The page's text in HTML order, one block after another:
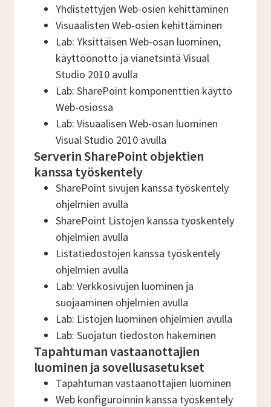
Yhdistettyjen Web-osien kehittäminen
Visuaalisten Web-osien kehittäminen
Lab: Yksittäisen Web-osan luominen,
käyttöönotto ja vianetsintä Visual
Studio 2010 avulla
Lab: SharePoint komponenttien käyttö
Web-osiossa
Lab: Visuaalisen Web-osan luominen
Visual Studio 2010 avulla
Serverin SharePoint objektien
kanssa työskentely
SharePoint sivujen kanssa työskentely
ohjelmien avulla
SharePoint Listojen kanssa työskentely
ohjelmien avulla
Listatiedostojen kanssa työskentely
ohjelmien avulla
Lab: Verkkosivujen luominen ja
suojaaminen ohjelmien avulla
Lab: Listojen luominen ohjelmien avulla
Lab: Suojatun tiedoston hakeminen
Tapahtuman vastaanottajien
luominen ja sovellusasetukset
Tapahtuman vastaanottajien luominen
Web konfiguroinnin kanssa työskentely